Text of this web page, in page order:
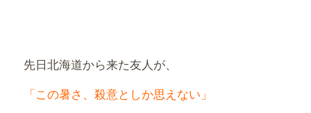
先日北海道から来た友人が、
「この暑さ、殺意としか思えない」